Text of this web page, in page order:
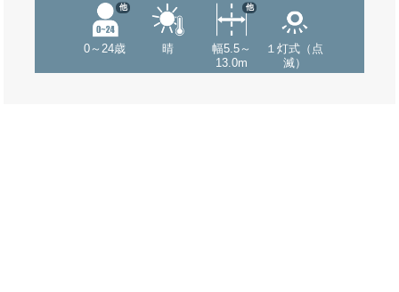
0～24歳
他
晴
幅5.5～
13.0m
他
１灯式（点
滅）